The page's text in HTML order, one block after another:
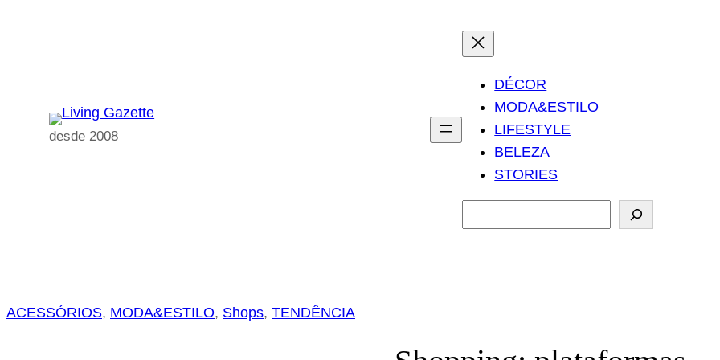
desde 2008
DÉCOR
MODA&ESTILO
LIFESTYLE
BELEZA
STORIES
e
ACESSÓRIOS, MODA&ESTILO, Shops, TENDÊNCIA